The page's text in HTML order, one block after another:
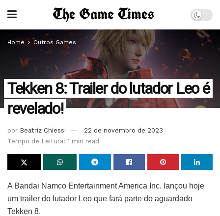
Home Outros Games
Tekken 8: Trailer do lutador Leo é
revelado!
por Beatriz Chiessi
22 de novembro de 2023
Tempo de Leitura: 1 min read
A Bandai Namco Entertainment America Inc. lançou hoje
um trailer do lutador Leo que fará parte do aguardado
Tekken 8.